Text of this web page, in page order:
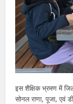
इस शैक्षिक भ्रमण में
सोनल राणा, पूजा, एवं